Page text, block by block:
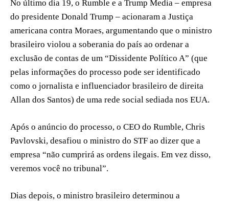
No último dia 19, o Rumble e a Trump Media – empresa
do presidente Donald Trump – acionaram a Justiça
americana contra Moraes, argumentando que o ministro
brasileiro violou a soberania do país ao ordenar a
exclusão de contas de um “Dissidente Político A” (que
pelas informações do processo pode ser identificado
como o jornalista e influenciador brasileiro de direita
Allan dos Santos) de uma rede social sediada nos EUA.
Após o anúncio do processo, o CEO do Rumble, Chris
Pavlovski, desafiou o ministro do STF ao dizer que a
empresa “não cumprirá as ordens ilegais. Em vez disso,
veremos você no tribunal”.
Dias depois, o ministro brasileiro determinou a